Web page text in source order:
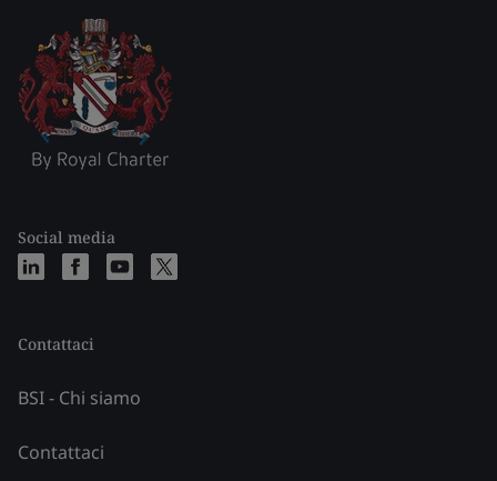
Social media
Contattaci
BSI - Chi siamo
Contattaci